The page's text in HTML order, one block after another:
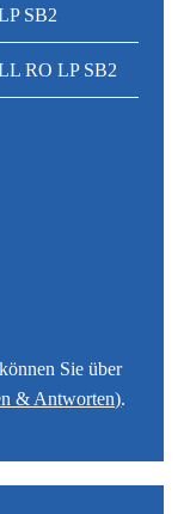
SB2
RO LP SB2
Sie über
& Antworten).